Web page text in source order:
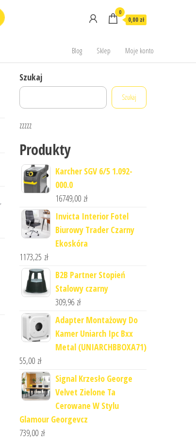
0
0,00 zł
Blog Sklep Moje konto
,
Szukaj
Szukaj
zzzzz
Produkty
Karcher SGV 6/5 1.092-
000.0
16749,00 zł
Invicta Interior Fotel
Biurowy Trader Czarny
Ekoskóra
1173,25 zł
B2B Partner Stopień
Stalowy czarny
309,96 zł
Adapter Montażowy Do
Kamer Uniarch Ipc Bxx
Metal (UNIARCHBBOXA71)
55,00 zł
Signal Krzesło George
Velvet Zielone Ta
Cerowane W Stylu
Glamour Georgevcz
739,00 zł